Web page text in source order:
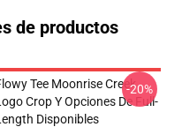
de productos
Tee Moonrise Creek
Crop Y Opciones De Full-
Disponibles
-20%